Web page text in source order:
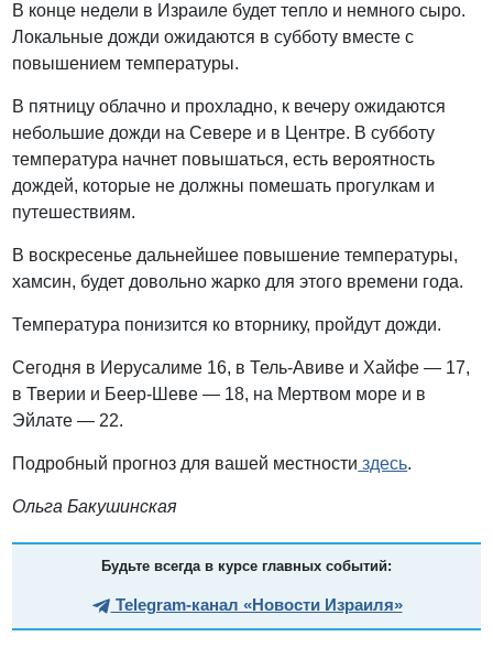
В конце недели в Израиле будет тепло и немного сыро.
Локальные дожди ожидаются в субботу вместе с
повышением температуры.
В пятницу облачно и прохладно, к вечеру ожидаются
небольшие дожди на Севере и в Центре. В субботу
температура начнет повышаться, есть вероятность
дождей, которые не должны помешать прогулкам и
путешествиям.
В воскресенье дальнейшее повышение температуры,
хамсин, будет довольно жарко для этого времени года.
Температура понизится ко вторнику, пройдут дожди.
Сегодня в Иерусалиме 16, в Тель-Авиве и Хайфе — 17,
в Тверии и Беер-Шеве — 18, на Мертвом море и в
Эйлате — 22.
Подробный прогноз для вашей местности здесь.
Ольга Бакушинская
Будьте всегда в курсе главных событий:
Telegram-канал «Новости Израиля»